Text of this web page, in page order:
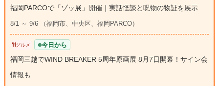
福岡PARCOで「ゾッ展」開催｜実話怪談と呪物の物証を展示
8/1 ～ 9/6 （福岡市、中央区、福岡PARCO）
グルメ 今日から
福岡三越でWIND BREAKER 5周年原画展 8月7日開幕！サイン会
情報も